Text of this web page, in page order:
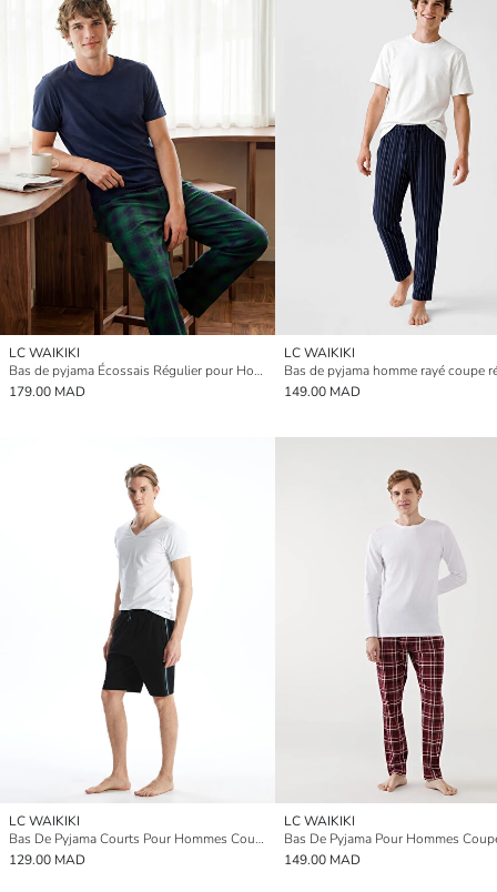
LC WAIKIKI
Bas de pyjama Écossais Régulier pour Hommes
179.00 MAD
LC WAIKIKI
Bas de pyjama homme rayé coupe
149.00 MAD
LC WAIKIKI
Bas De Pyjama Courts Pour Hommes Coupe Svelte
129.00 MAD
LC WAIKIKI
149.00 MAD